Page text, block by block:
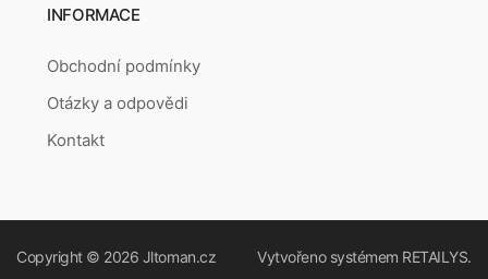
INFORMACE
Obchodní podmínky
Otázky a odpovědi
Kontakt
Copyright © 2026 Jltoman.cz Vytvořeno systémem RETAILYS.